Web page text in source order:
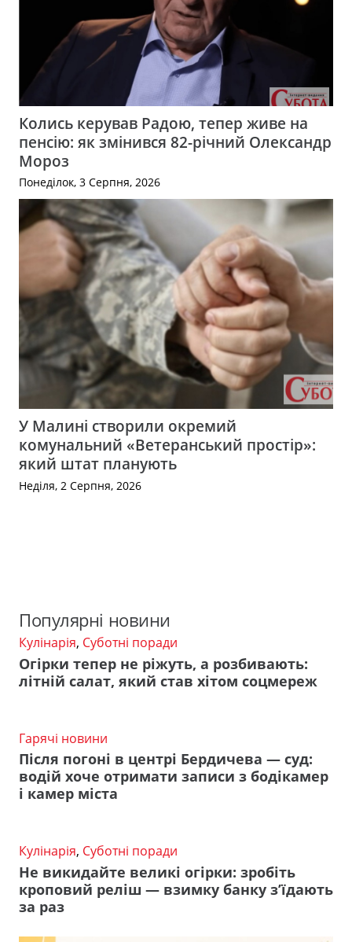
Колись керував Радою, тепер живе на
пенсію: як змінився 82-річний Олександр
Мороз
Понеділок, 3 Серпня, 2026
У Малині створили окремий
комунальний «Ветеранський простір»:
який штат планують
Неділя, 2 Серпня, 2026
Популярні новини
Кулінарія, Суботні поради
Огірки тепер не ріжуть, а розбивають:
літній салат, який став хітом соцмереж
Гарячі новини
Після погоні в центрі Бердичева — суд:
водій хоче отримати записи з бодікамер
і камер міста
Кулінарія, Суботні поради
Не викидайте великі огірки: зробіть
кроповий реліш — взимку банку з’їдають
за раз